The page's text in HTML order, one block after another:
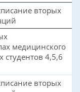
вторых
медицинского
студентов 4,5,6
вторых